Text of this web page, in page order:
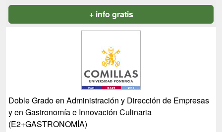
+ info gratis
Doble Grado en Administración y Dirección de Empresas
y en Gastronomía e Innovación Culinaria
(E2+GASTRONOMÍA)